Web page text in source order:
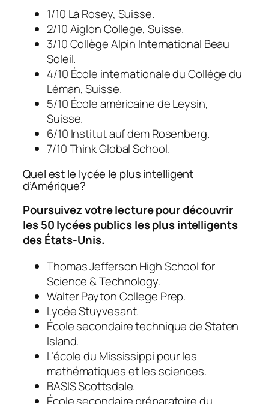
1/10 La Rosey, Suisse.
2/10 Aiglon College, Suisse.
3/10 Collège Alpin International Beau
Soleil.
4/10 École internationale du Collège du
Léman, Suisse.
5/10 École américaine de Leysin,
Suisse.
6/10 Institut auf dem Rosenberg.
7/10 Think Global School.
Quel est le lycée le plus intelligent
d’Amérique?
Poursuivez votre lecture pour découvrir
les 50 lycées publics les plus intelligents
des États-Unis.
Thomas Jefferson High School for
Science & Technology.
Walter Payton College Prep.
Lycée Stuyvesant.
École secondaire technique de Staten
Island.
L’école du Mississippi pour les
mathématiques et les sciences.
BASIS Scottsdale.
École secondaire préparatoire du